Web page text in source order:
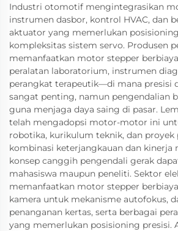
Industri otomotif mengintegrasikan
instrumen dasbor, kontrol HVAC, dan
aktuator yang memerlukan
kompleksitas sistem servo. Produsen
memanfaatkan motor stepper
peralatan laboratorium, instrumen
perangkat terapeutik—di mana presisi
sangat penting, namun pengendalian
guna menjaga daya saing di pasar.
telah mengadopsi motor-motor ini
robotika, kurikulum teknik, dan proyek
kombinasi keterjangkauan dan kinerja
konsep canggih pengendali gerak
mahasiswa maupun peneliti. Sektor
memanfaatkan motor stepper
kamera untuk mekanisme autofokus,
penanganan kertas, serta berbagai
yang memerlukan posisioning presisi.